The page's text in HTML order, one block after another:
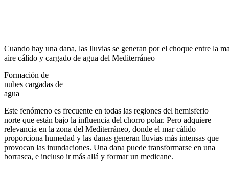
Cuando hay una dana, las lluvias se generan por el choque entre la
aire cálido y cargado de agua del Mediterráneo
Formación de
nubes cargadas de
agua
Este fenómeno es frecuente en todas las regiones del hemisferio
norte que están bajo la influencia del chorro polar. Pero adquiere
relevancia en la zona del Mediterráneo, donde el mar cálido
proporciona humedad y las danas generan lluvias más intensas que
provocan las inundaciones. Una dana puede transformarse en una
borrasca, e incluso ir más allá y formar un medicane.